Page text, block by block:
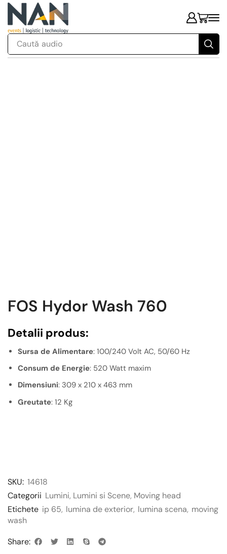
Caută audio
FOS Hydor Wash 760
Detalii produs:
Sursa de Alimentare: 100/240 Volt AC, 50/60 Hz
Consum de Energie: 520 Watt maxim
Dimensiuni: 309 x 210 x 463 mm
Greutate: 12 Kg
SKU: 14618
Categorii Lumini, Lumini si Scene, Moving head
Etichete ip 65, lumina de exterior, lumina scena, moving
wash
Share: